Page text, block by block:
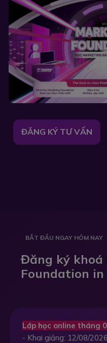
ĐĂNG KÝ TƯ VẤN
BẮT ĐẦU NGAY HÔM NAY
Đăng ký khoá
Foundation
Lớp học online tháng
- Khai giảng: 12/08/2026